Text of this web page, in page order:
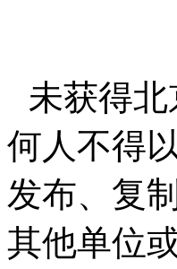
未获得
何人不得
发布、复
其他单位